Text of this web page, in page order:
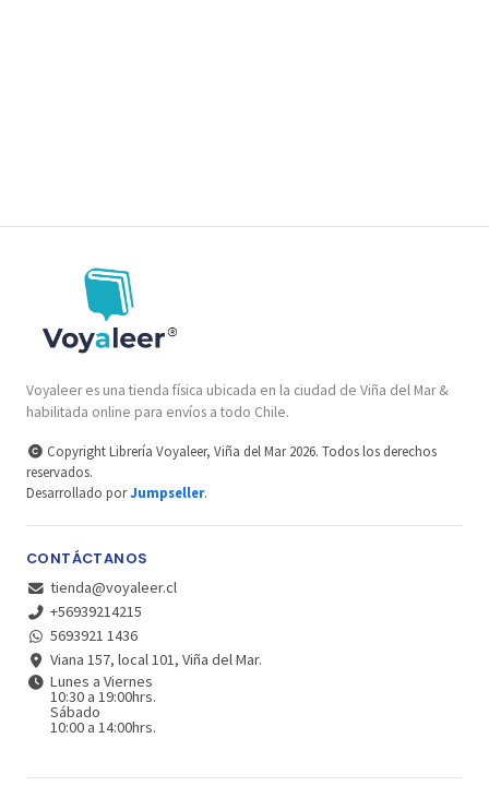
Voyaleer es una tienda física ubicada en la ciudad de Viña del Mar &
habilitada online para envíos a todo Chile.
Copyright Librería Voyaleer, Viña del Mar 2026. Todos los derechos
reservados.
Desarrollado porJumpseller.
CONTÁCTANOS
tienda@voyaleer.cl
+56939214215
5693921 1436
Viana 157, local 101, Viña del Mar.
Lunes a Viernes
10:30 a 19:00hrs.
Sábado
10:00 a 14:00hrs.